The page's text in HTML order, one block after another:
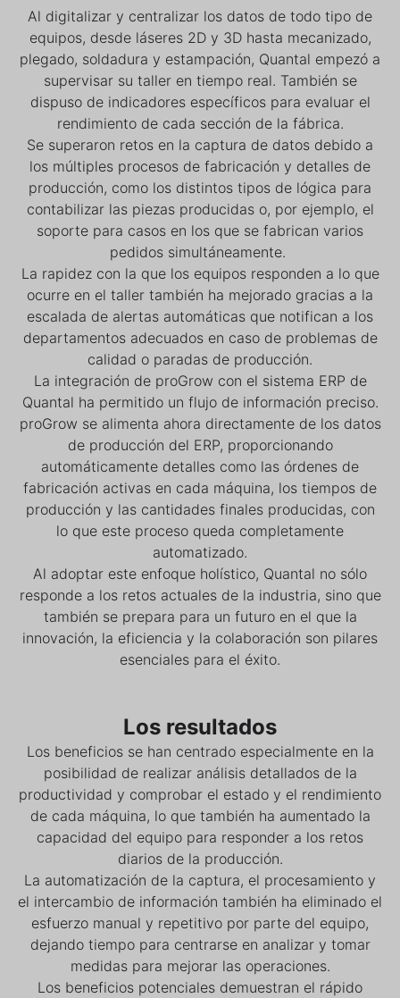
Al digitalizar y centralizar los datos de todo tipo de
equipos, desde láseres 2D y 3D hasta mecanizado,
plegado, soldadura y estampación, Quantal empezó a
supervisar su taller en tiempo real. También se
dispuso de indicadores específicos para evaluar el
rendimiento de cada sección de la fábrica.
Se superaron retos en la captura de datos debido a
los múltiples procesos de fabricación y detalles de
producción, como los distintos tipos de lógica para
contabilizar las piezas producidas o, por ejemplo, el
soporte para casos en los que se fabrican varios
pedidos simultáneamente.
La rapidez con la que los equipos responden a lo que
ocurre en el taller también ha mejorado gracias a la
escalada de alertas automáticas que notifican a los
departamentos adecuados en caso de problemas de
calidad o paradas de producción.
La integración de proGrow con el sistema ERP de
Quantal ha permitido un flujo de información preciso.
proGrow se alimenta ahora directamente de los datos
de producción del ERP, proporcionando
automáticamente detalles como las órdenes de
fabricación activas en cada máquina, los tiempos de
producción y las cantidades finales producidas, con
lo que este proceso queda completamente
automatizado.
Al adoptar este enfoque holístico, Quantal no sólo
responde a los retos actuales de la industria, sino que
también se prepara para un futuro en el que la
innovación, la eficiencia y la colaboración son pilares
esenciales para el éxito.
Los resultados
Los beneficios se han centrado especialmente en la
posibilidad de realizar análisis detallados de la
productividad y comprobar el estado y el rendimiento
de cada máquina, lo que también ha aumentado la
capacidad del equipo para responder a los retos
diarios de la producción.
La automatización de la captura, el procesamiento y
el intercambio de información también ha eliminado el
esfuerzo manual y repetitivo por parte del equipo,
dejando tiempo para centrarse en analizar y tomar
medidas para mejorar las operaciones.
Los beneficios potenciales demuestran el rápido